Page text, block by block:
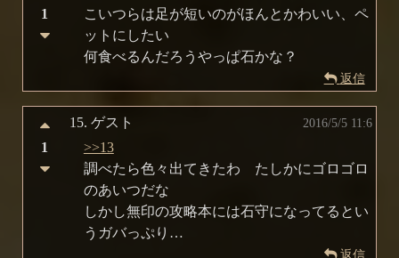
こいつらは足が短いのがほんとかわいい、ペ
ットにしたい
何食べるんだろうやっぱ石かな？
1
返信
15. ゲスト 2016/5/5 11:6
>>13
調べたら色々出てきたわ たしかにゴロゴロ
のあいつだな
しかし無印の攻略本には石守になってるとい
うガバっぷり…
1
返信